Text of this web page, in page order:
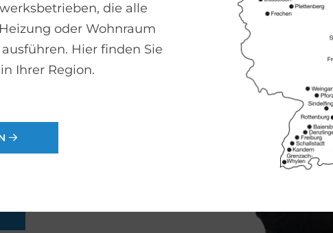
Fachbetriebe helfen Ihnen gern
die alle
oder Wohnraum
Hier finden Sie
Ihrer Region.